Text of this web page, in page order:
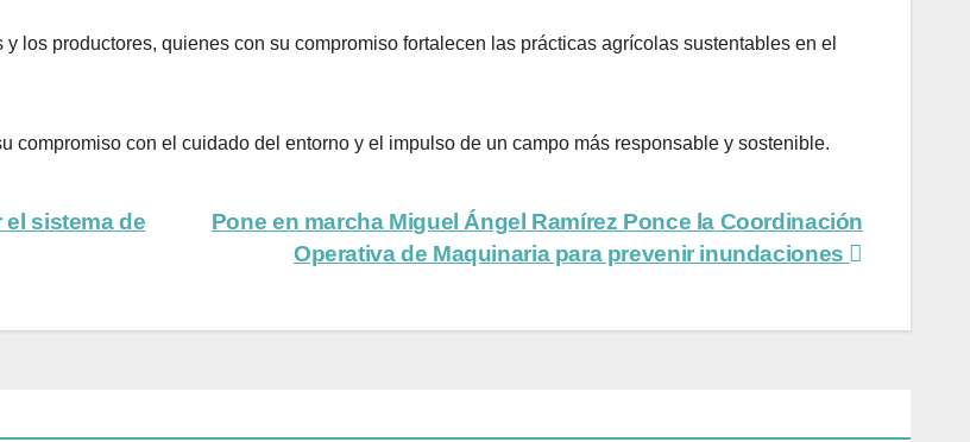
los productores, quienes con su compromiso fortalecen las prácticas agrícolas sustentables en el
compromiso con el cuidado del entorno y el impulso de un campo más responsable y sostenible.
Pone en marcha Miguel Ángel Ramírez Ponce la Coordinación
Operativa de Maquinaria para prevenir inundaciones
sistema de